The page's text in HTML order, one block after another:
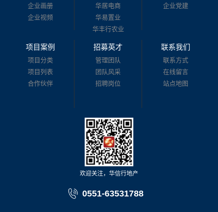
企业画册
企业视频
华居电商
华易置业
华丰行农业
企业党建
项目案例
项目分类
项目列表
合作伙伴
招募英才
管理团队
团队风采
招聘岗位
联系我们
联系方式
在线留言
站点地图
欢迎关注，华信行地产
0551-63531788